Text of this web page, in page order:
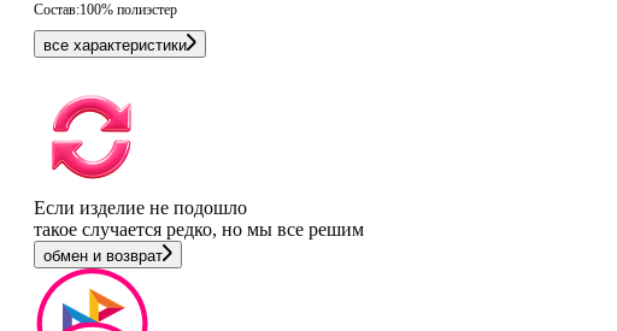
Состав:100% полиэстер
все характеристики
Если изделие не подошло
такое случается редко, но мы все решим
обмен и возврат